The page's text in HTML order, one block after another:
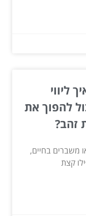
ליווי
להפוך את
זהב?
משברים בחיים,
קצת